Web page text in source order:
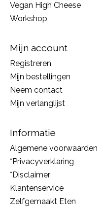
Vegan High Cheese
Workshop
Mijn account
Registreren
Mijn bestellingen
Neem contact
Mijn verlanglijst
Informatie
Algemene voorwaarden
*Privacyverklaring
*Disclaimer
Klantenservice
Zelfgemaakt Eten